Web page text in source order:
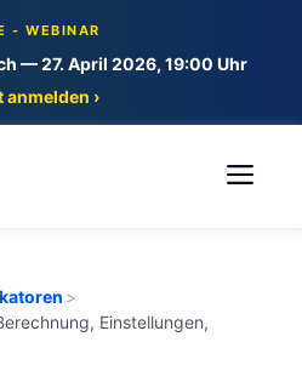
- WEBINAR
— 27. April 2026, 19:00 Uhr
anmelden ›
>
Einstellungen,